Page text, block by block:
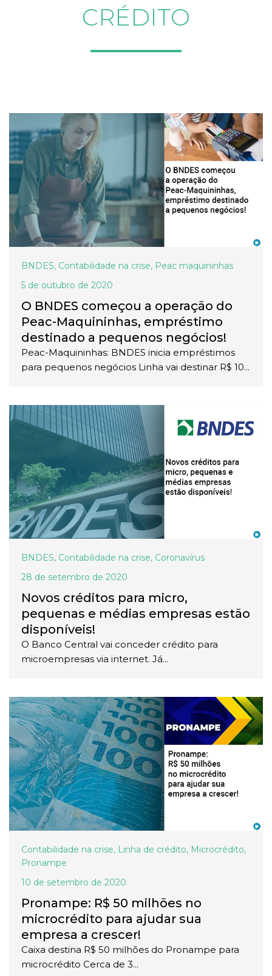
CRÉDITO
BNDES, Contabilidade na crise, Peac maquininhas
5 de outubro de 2020
O BNDES começou a operação do
Peac-Maquininhas, empréstimo
destinado a pequenos negócios!
Peac-Maquininhas: BNDES inicia empréstimos
para pequenos negócios Linha vai destinar R$ 10...
BNDES, Contabilidade na crise, Coronavírus
28 de setembro de 2020
Novos créditos para micro,
pequenas e médias empresas estão
disponíveis!
O Banco Central vai conceder crédito para
microempresas via internet. Já...
Contabilidade na crise, Linha de crédito, Microcrédito,
Pronampe
10 de setembro de 2020
Pronampe: R$ 50 milhões no
microcrédito para ajudar sua
empresa a crescer!
Caixa destina R$ 50 milhões do Pronampe para
microcrédito Cerca de 3...